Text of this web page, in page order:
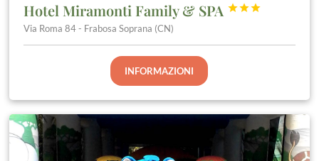
Hotel Miramonti Family & SPA 


Via Roma 84 - Frabosa Soprana (CN)
INFORMAZIONI